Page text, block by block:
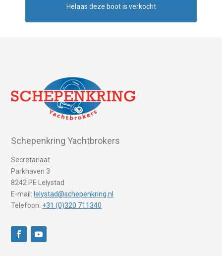
Helaas deze boot is verkocht
Schepenkring Yachtbrokers
Secretariaat
Parkhaven 3
8242 PE Lelystad
E-mail: lelystad@schepenkring.nl
Telefoon: +31 (0)320 711340